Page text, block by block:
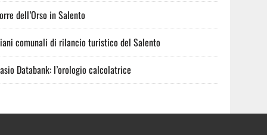
dell’Orso in Salento
comunali di rilancio turistico del Salento
Databank: l’orologio calcolatrice